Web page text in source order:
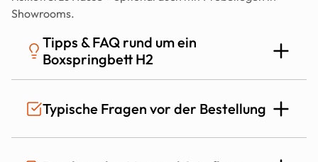
Showrooms.
Tipps & FAQ rund um ein
Boxspringbett H2
Wie bestelle ich ein Boxspringbett H2
online und kann ich es risikofrei testen?
Typische Fragen vor der Bestellung